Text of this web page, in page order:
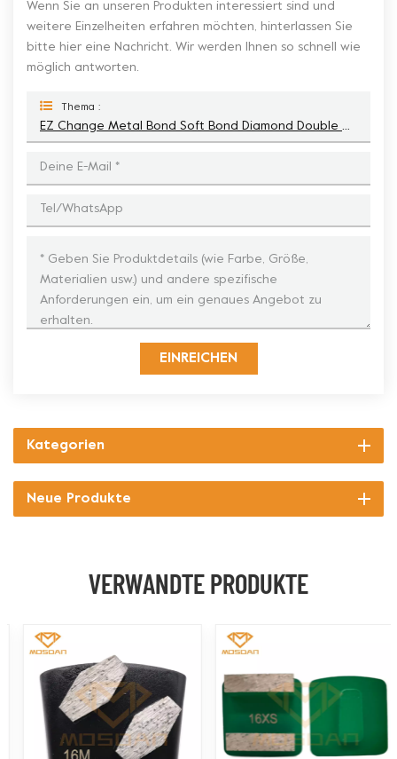
Wenn Sie an unseren Produkten interessiert sind und
weitere Einzelheiten erfahren möchten, hinterlassen Sie
bitte hier eine Nachricht. Wir werden Ihnen so schnell wie
möglich antworten.
Thema :
EZ Change Metal Bond Soft Bond Diamond Double Grinding Ripple Bars Segment Tooling
EINREICHEN
Kategorien
Neue Produkte
VERWANDTE PRODUKTE